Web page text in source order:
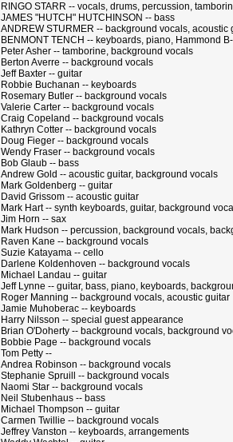
RINGO STARR -- vocals, drums, percussion,
JAMES "HUTCH" HUTCHINSON -- bass
ANDREW STURMER -- background vocals, acoustic
BENMONT TENCH -- keyboards, piano, Hammond
Peter Asher -- tamborine, background vocals
Berton Averre -- background vocals
Jeff Baxter -- guitar
Robbie Buchanan -- keyboards
Rosemary Butler -- background vocals
Valerie Carter -- background vocals
Craig Copeland -- background vocals
Kathryn Cotter -- background vocals
Doug Fieger -- background vocals
Wendy Fraser -- background vocals
Bob Glaub -- bass
Andrew Gold -- acoustic guitar, background vocals
Mark Goldenberg -- guitar
David Grissom -- acoustic guitar
Mark Hart -- synth keyboards, guitar, background
Jim Horn -- sax
Mark Hudson -- percussion, background vocals,
Raven Kane -- background vocals
Suzie Katayama -- cello
Darlene Koldenhoven -- background vocals
Michael Landau -- guitar
Jeff Lynne -- guitar, bass, piano, keyboards,
Roger Manning -- background vocals, acoustic guitar
Jamie Muhoberac -- keyboards
Harry Nilsson -- special guest appearance
Brian O'Doherty -- background vocals, background
Bobbie Page -- background vocals
Tom Petty --
Andrea Robinson -- background vocals
Stephanie Spruill -- background vocals
Naomi Star -- background vocals
Neil Stubenhaus -- bass
Michael Thompson -- guitar
Carmen Twillie -- background vocals
Jeffrey Vanston -- keyboards, arrangements